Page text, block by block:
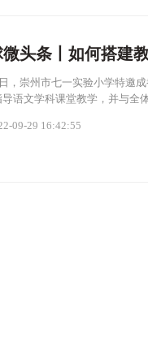
头条丨如何搭建
，崇州市七一实验小学特邀
导语文学科课堂教学，并与全
09-29 16:42:55